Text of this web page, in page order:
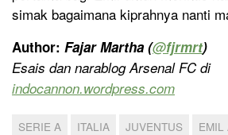
simak bagaimana kiprahnya nanti
Author: Fajar Martha (@fjrmrt)
Esais dan narablog Arsenal FC di
indocannon.wordpress.com
SERIE A ITALIA JUVENTUS EMIL